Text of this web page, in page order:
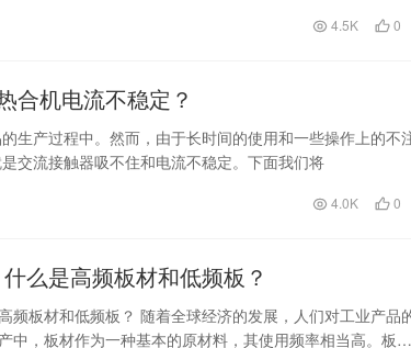
4.5K 0
合机电流不稳定？
生产过程中。然而，由于长时间的使用和一些操作上的不
交流接触器吸不住和电流不稳定。下面我们将
4.0K 0
么是高频板材和低频板？
频板材和低频板？ 随着全球经济的发展，人们对工业产品
中，板材作为一种基本的原材料，其使用频率相当高。板材